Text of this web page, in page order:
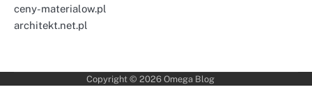
ceny-materialow.pl
architekt.net.pl
Copyright © 2026 Omega Blog